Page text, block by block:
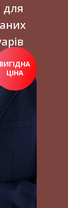
для
ВИГІДНА
ЦІНА